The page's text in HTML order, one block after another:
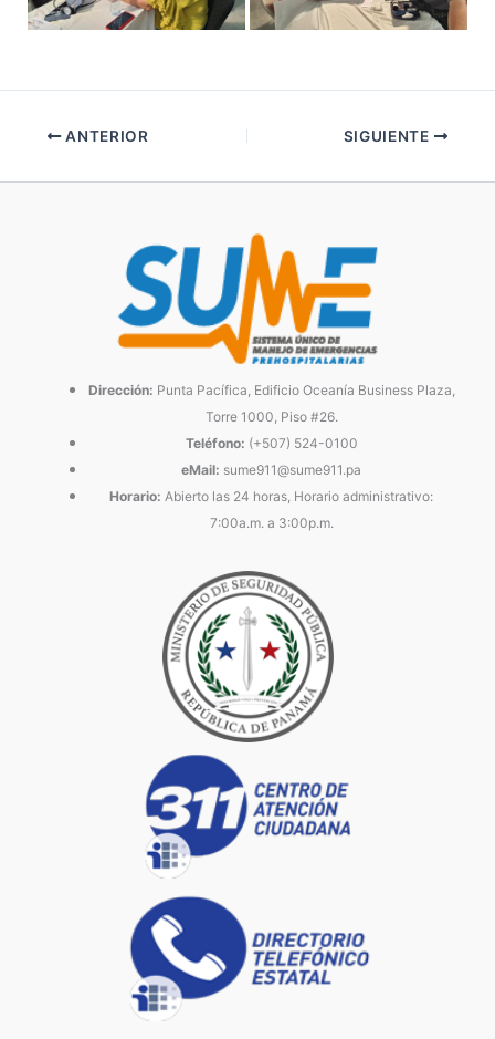
ANTERIOR SIGUIENTE
Dirección: Punta Pacífica, Edificio Oceanía Business Plaza,
Torre 1000, Piso #26.
Teléfono: (+507) 524-0100
eMail: sume911@sume911.pa
Horario: Abierto las 24 horas, Horario administrativo:
7:00a.m. a 3:00p.m.